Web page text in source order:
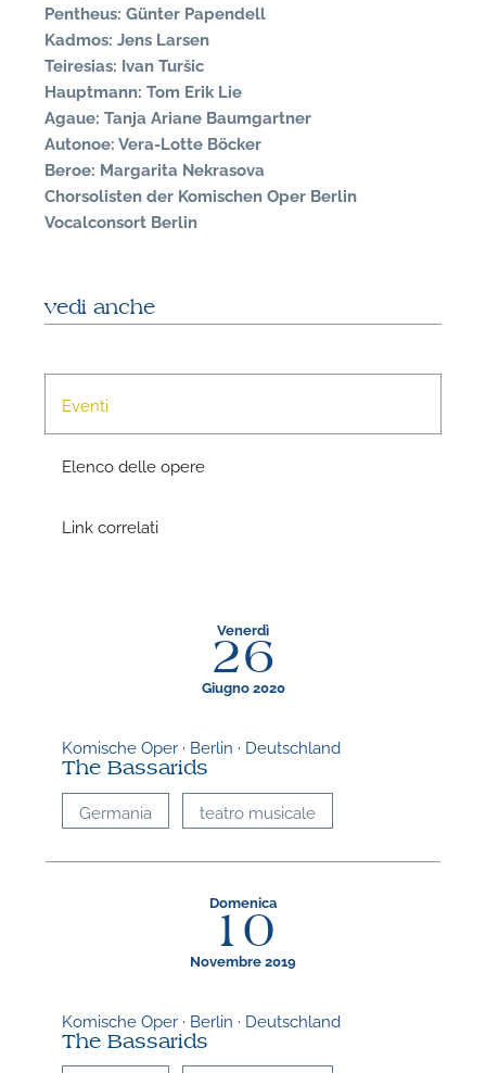
Pentheus: Günter Papendell
Kadmos: Jens Larsen
Teiresias: Ivan Turšic
Hauptmann: Tom Erik Lie
Agaue: Tanja Ariane Baumgartner
Autonoe: Vera-Lotte Böcker
Beroe: Margarita Nekrasova
Chorsolisten der Komischen Oper Berlin
Vocalconsort Berlin
vedi anche
Eventi
Elenco delle opere
Link correlati
Venerdì
26
Giugno 2020
Komische Oper · Berlin · Deutschland
The Bassarids
Germania teatro musicale
Domenica
10
Novembre 2019
Komische Oper · Berlin · Deutschland
The Bassarids